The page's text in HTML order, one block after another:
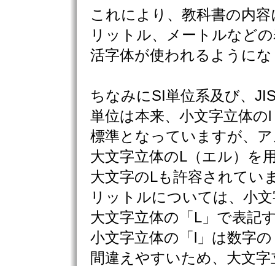
これにより、教科書の内
リットル、メートルなど
活字体が使われるように
ちなみにSI単位系及び、
単位は本来、小文字立体の
標準となっていますが、
大文字立体のL（エル）を
大文字のLも許容されてい
リットルについては、小
大文字立体の「L」で表記
小文字立体の「l」は数字
間違えやすいため、大文